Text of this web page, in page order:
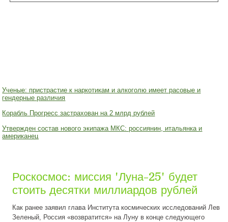
Ученые: пристрастие к наркотикам и алкоголю имеет расовые и
гендерные различия
Корабль Прогресс застрахован на 2 млрд рублей
Утвержден состав нового экипажа МКС: россиянин, итальянка и
американец
Роскосмос: миссия 'Луна-25' будет
стоить десятки миллиардов рублей
Как ранее заявил глава Института космических исследований Лев
Зеленый, Россия «возвратится» на Луну в конце следующего